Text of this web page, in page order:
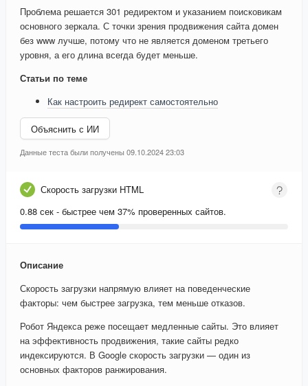
Проблема решается 301 редиректом и указанием поисковикам
основного зеркала. С точки зрения продвижения сайта домен
без www лучше, потому что не является доменом третьего
уровня, а его длина всегда будет меньше.
Статьи по теме
Как настроить редирект самостоятельно
Объяснить с ИИ
Данные теста были получены 09.10.2024 23:03
Скорость загрузки HTML
0.88 сек - быстрее чем 37% проверенных сайтов.
Описание
Скорость загрузки напрямую влияет на поведенческие
факторы: чем быстрее загрузка, тем меньше отказов.
Робот Яндекса реже посещает медленные сайты. Это влияет
на эффективность продвижения, такие сайты редко
индексируются. В Google скорость загрузки — один из
основных факторов ранжирования.